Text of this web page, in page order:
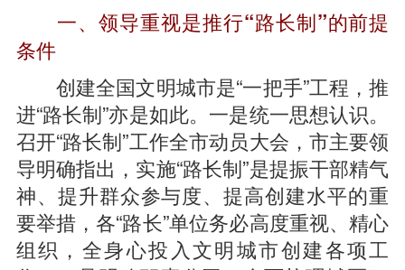
一、领导重视是推行“路长制”的前提
条件
创建全国文明城市是“一把手”工程，推
进“路长制”亦是如此。一是统一思想认识。
召开“路长制”工作全市动员大会，市主要领
导明确指出，实施“路长制”是提振干部精气
神、提升群众参与度、提高创建水平的重
要举措，各“路长”单位务必高度重视、精心
组织，全身心投入文明城市创建各项工